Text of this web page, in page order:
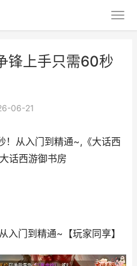
锋上手只需60秒
06-21
！从入门到精通~,《大话西
话西游御书房
门到精通~【玩家同享】